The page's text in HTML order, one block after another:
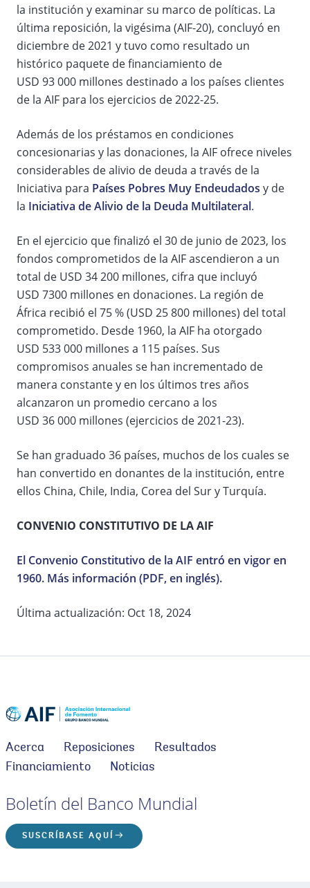
la institución y examinar su marco de políticas. La
última reposición, la vigésima (AIF-20), concluyó en
diciembre de 2021 y tuvo como resultado un
histórico paquete de financiamiento de
USD 93 000 millones destinado a los países clientes
de la AIF para los ejercicios de 2022-25.
Además de los préstamos en condiciones
concesionarias y las donaciones, la AIF ofrece niveles
considerables de alivio de deuda a través de la
Iniciativa para Países Pobres Muy Endeudados y de
la Iniciativa de Alivio de la Deuda Multilateral.
En el ejercicio que finalizó el 30 de junio de 2023, los
fondos comprometidos de la AIF ascendieron a un
total de USD 34 200 millones, cifra que incluyó
USD 7300 millones en donaciones. La región de
África recibió el 75 % (USD 25 800 millones) del total
comprometido. Desde 1960, la AIF ha otorgado
USD 533 000 millones a 115 países. Sus
compromisos anuales se han incrementado de
manera constante y en los últimos tres años
alcanzaron un promedio cercano a los
USD 36 000 millones (ejercicios de 2021-23).
Se han graduado 36 países, muchos de los cuales se
han convertido en donantes de la institución, entre
ellos China, Chile, India, Corea del Sur y Turquía.
CONVENIO CONSTITUTIVO DE LA AIF
El Convenio Constitutivo de la AIF entró en vigor en
1960. Más información (PDF, en inglés).
Última actualización: Oct 18, 2024
Acerca Reposiciones
Resultados
Financiamiento
Noticias
Boletín del Banco Mundial
SUSCRÍBASE AQUÍ